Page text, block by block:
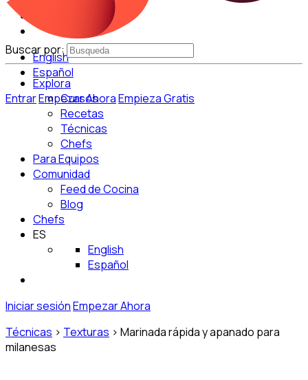
English
Español
EntrarEmpezar AhoraEmpieza Gratis
Buscar por:
Explora
Cursos
Recetas
Técnicas
Chefs
Para Equipos
Comunidad
Feed de Cocina
Blog
Chefs
ES
English
Español
Iniciar sesiónEmpezar Ahora
Técnicas > Texturas > Marinada rápida y apanado para
milanesas